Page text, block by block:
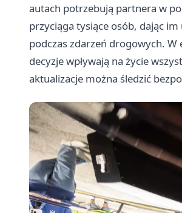
autach potrzebują partnera w
przyciąga tysiące osób, dając
podczas zdarzeń drogowych.
decyzje wpływają na życie
aktualizacje można śledzić